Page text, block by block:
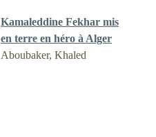
Kamaleddine Fekhar mis
en terre en héro à Alger
Aboubaker, Khaled